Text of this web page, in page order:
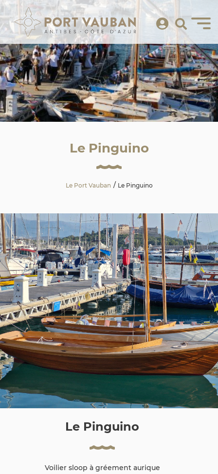
Le Pinguino
Le Port Vauban Le Pinguino
Le Pinguino
Voilier sloop à gréement aurique